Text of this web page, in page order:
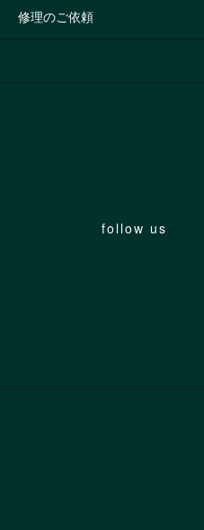
修理のご依頼
follow us